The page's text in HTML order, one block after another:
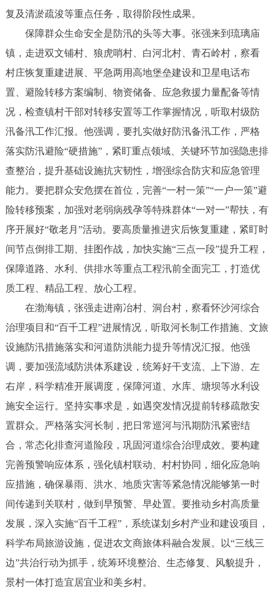
复及清淤疏浚等重点任务，取得阶段性成果。
保障群众生命安全是防汛的头等大事。张强来到琉璃庙
镇，走进双文铺村、狼虎哨村、白河北村、青石岭村，察看
村庄恢复重建进展、平急两用高地堡垒建设和卫星电话布
置、避险转移方案编制、物资储备、应急救援力量配备等情
况，检查镇村干部对转移安置等工作掌握情况，听取村级防
汛备汛工作汇报。他强调，要扎实做好防汛备汛工作，严格
落实防汛避险“硬措施”，紧盯重点领域、关键环节加强隐患排
查整治，提升基础设施抗灾韧性，增强综合防灾和应急管理
能力。要把群众安危摆在首位，完善“一村一策”“一户一策”避
险转移预案，加强对老弱病残孕等特殊群体“一对一”帮扶，有
序开展好“敬老月”活动。要高质量推进灾后恢复重建，紧盯时
间节点倒排工期、挂图作战，加快实施“三点一段”提升工程，
保障道路、水利、供排水等重点工程汛前全面完工，打造优
质工程、精品工程、放心工程。
在渤海镇，张强走进南冶村、洞台村，察看怀沙河综合
治理项目和“百千工程”进展情况，听取河长制工作措施、文旅
设施防汛措施落实和河道防洪能力提升等情况汇报。他强
调，要加强流域防洪体系建设，统筹好干支流、上下游、左
右岸，科学精准开展调度，保障河道、水库、塘坝等水利设
施安全运行。坚持实事求是，如遇突发情况提前转移疏散安
置群众。严格落实河长制，把日常巡河与汛期防汛紧密结
合，常态化排查河道险段，巩固河道综合治理成效。要构建
完善预警响应体系，强化镇村联动、村村协同，细化应急响
应措施，确保暴雨、洪水、地质灾害等紧急情况能够第一时
间传递到关联村，做到早预警、早处置。要推动乡村高质量
发展，深入实施“百千工程”，系统谋划乡村产业和建设项目，
科学布局旅游设施，促进农文商旅体科融合发展。以“三线三
边”共治行动为抓手，统筹环境整治、生态修复、风貌提升，
景村一体打造宜居宜业和美乡村。